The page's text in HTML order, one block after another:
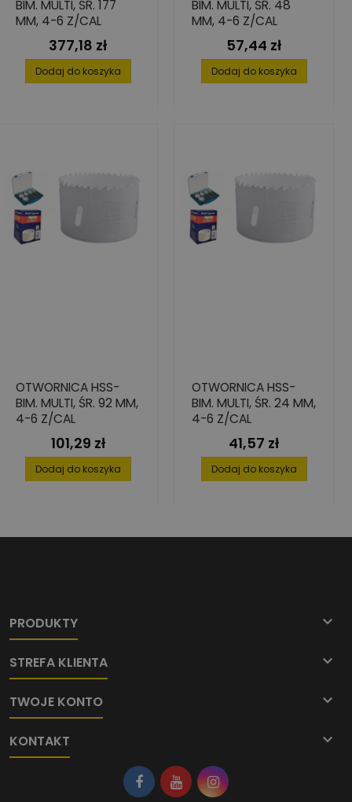
BIM. MULTI, ŚR. 177
MM, 4-6 Z/CAL
Cena
377,18 zł
Dodaj do koszyka
BIM. MULTI, ŚR. 48
MM, 4-6 Z/CAL
Cena
57,44 zł
Dodaj do koszyka
OTWORNICA HSS-
BIM. MULTI, ŚR. 92 MM,
4-6 Z/CAL
Cena
101,29 zł
Dodaj do koszyka
OTWORNICA HSS-
BIM. MULTI, ŚR. 24 MM,
4-6 Z/CAL
Cena
41,57 zł
Dodaj do koszyka
PRODUKTY 
STREFA KLIENTA 
TWOJE KONTO 
KONTAKT 